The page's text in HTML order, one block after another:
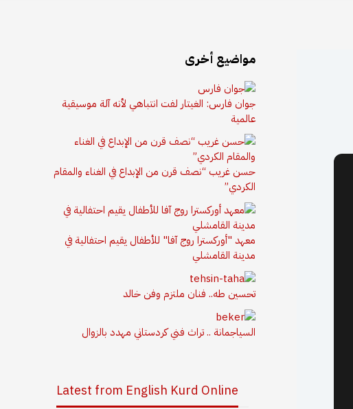
مواضيع أخرى
جوان فارس: الغيتار لفت انتباهي لأنه آلة موسيقية
عالمية
حسن غريب “نصف قرن من الإبداع في الغناء والمقام
الكردي”
معهد "أوركسترا روج آفا" للأطفال يقيم احتفالية في
مدينة القامشلي
تحسين طه.. فنان ملتزم وفن خالد
السياجمانة .. تراث فني كردستاني مهدد بالزوال
Latest from English Kurd Online